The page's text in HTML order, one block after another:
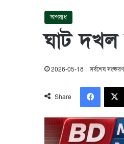
অপরাধ
ঘাট দখল
2026-05-18 সর্বশেষ
Share